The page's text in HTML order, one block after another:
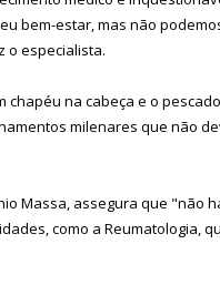
bem-estar, mas não
o especialista.
na cabeça e o
milenares que não
Massa, assegura que "não
como a Reumatologia,